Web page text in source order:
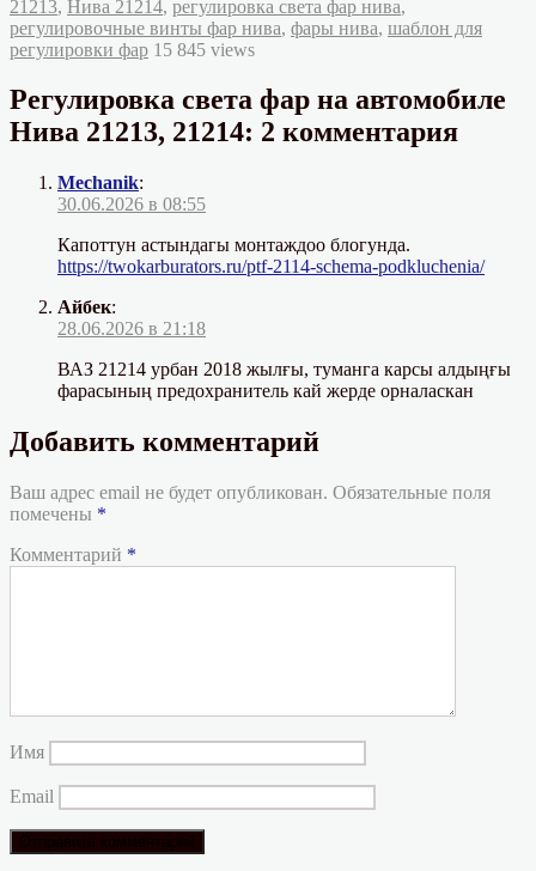
21213, Нива 21214, регулировка света фар нива,
регулировочные винты фар нива, фары нива, шаблон для
регулировки фар 15 845 views
Регулировка света фар на автомобиле
Нива 21213, 21214: 2 комментария
Mechanik:
30.06.2026 в 08:55
Капоттун астындагы монтаждоо блогунда.
https://twokarburators.ru/ptf-2114-schema-podkluchenia/
Айбек:
28.06.2026 в 21:18
ВАЗ 21214 урбан 2018 жылғы, туманга карсы алдыңғы
фарасының предохранитель кай жерде орналаскан
Добавить комментарий
Ваш адрес email не будет опубликован. Обязательные поля
помечены *
Комментарий *
Имя
Email